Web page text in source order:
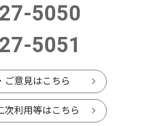
5050
5051
ご意見はこちら
次利用等はこちら